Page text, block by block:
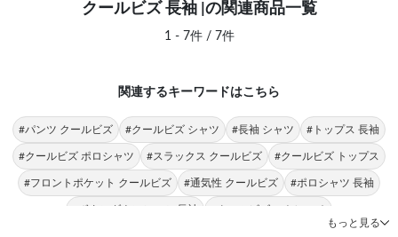
クールビズ 長袖 |の関連商品一覧
1 - 7件 / 7件
関連するキーワードはこちら
#パンツ クールビズ #クールビズ シャツ #長袖 シャツ #トップス 長袖
#クールビズ ポロシャツ #スラックス クールビズ #クールビズ トップス
#フロントポケット クールビズ #通気性 クールビズ #ポロシャツ 長袖
#ボタンダウンシャツ 長袖 #クールビズ ストレッチ
もっと見る